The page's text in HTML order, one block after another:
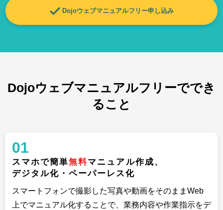
Dojoウェブマニュアルフリー申し込み
Dojoウェブマニュアルフリーででき
ること
01
スマホで簡単無料マニュアル作成、
デジタル化・ペーパーレス化
スマートフォンで撮影した写真や動画をそのままWeb
上でマニュアル化することで、業務内容や作業指示をデ